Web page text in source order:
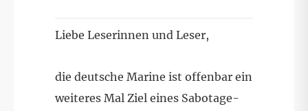
Liebe Leserinnen und Leser,
die deutsche Marine ist offenbar ein
weiteres Mal Ziel eines Sabotage-